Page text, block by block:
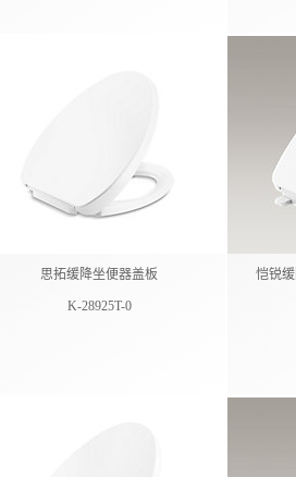
思拓缓降坐便器盖板
K-28925T-0
恺锐